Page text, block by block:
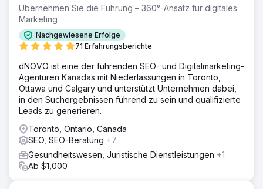
Übernehmen Sie die Führung – 360°-Ansatz für digitales
Marketing
Nachgewiesene Erfolge
71 Erfahrungsberichte
dNOVO ist eine der führenden SEO- und Digitalmarketing-
Agenturen Kanadas mit Niederlassungen in Toronto,
Ottawa und Calgary und unterstützt Unternehmen dabei,
in den Suchergebnissen führend zu sein und qualifizierte
Leads zu generieren.
Toronto, Ontario, Canada
SEO, SEO-Beratung +7
Gesundheitswesen, Juristische Dienstleistungen +1
Ab $1,000